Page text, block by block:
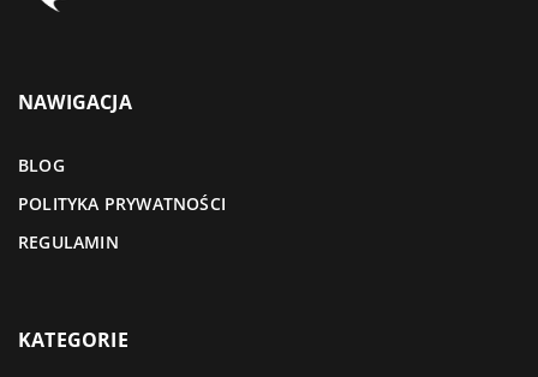
NAWIGACJA
BLOG
POLITYKA PRYWATNOŚCI
REGULAMIN
KATEGORIE